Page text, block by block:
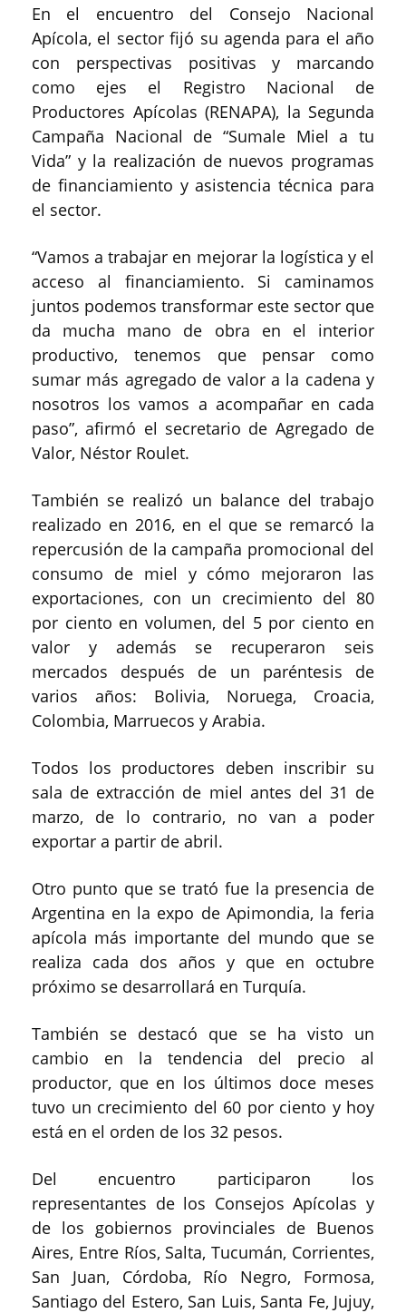
En el encuentro del Consejo Nacional
Apícola, el sector fijó su agenda para el año
con perspectivas positivas y marcando
como ejes el Registro Nacional de
Productores Apícolas (RENAPA), la Segunda
Campaña Nacional de “Sumale Miel a tu
Vida” y la realización de nuevos programas
de financiamiento y asistencia técnica para
el sector.
“Vamos a trabajar en mejorar la logística y el
acceso al financiamiento. Si caminamos
juntos podemos transformar este sector que
da mucha mano de obra en el interior
productivo, tenemos que pensar como
sumar más agregado de valor a la cadena y
nosotros los vamos a acompañar en cada
paso”, afirmó el secretario de Agregado de
Valor, Néstor Roulet.
También se realizó un balance del trabajo
realizado en 2016, en el que se remarcó la
repercusión de la campaña promocional del
consumo de miel y cómo mejoraron las
exportaciones, con un crecimiento del 80
por ciento en volumen, del 5 por ciento en
valor y además se recuperaron seis
mercados después de un paréntesis de
varios años: Bolivia, Noruega, Croacia,
Colombia, Marruecos y Arabia.
Todos los productores deben inscribir su
sala de extracción de miel antes del 31 de
marzo, de lo contrario, no van a poder
exportar a partir de abril.
Otro punto que se trató fue la presencia de
Argentina en la expo de Apimondia, la feria
apícola más importante del mundo que se
realiza cada dos años y que en octubre
próximo se desarrollará en Turquía.
También se destacó que se ha visto un
cambio en la tendencia del precio al
productor, que en los últimos doce meses
tuvo un crecimiento del 60 por ciento y hoy
está en el orden de los 32 pesos.
Del encuentro participaron los
representantes de los Consejos Apícolas y
de los gobiernos provinciales de Buenos
Aires, Entre Ríos, Salta, Tucumán, Corrientes,
San Juan, Córdoba, Río Negro, Formosa,
Santiago del Estero, San Luis, Santa Fe, Jujuy,